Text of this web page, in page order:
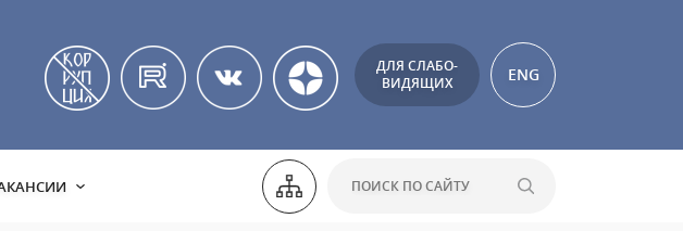
ДЛЯ СЛАБО-
ВИДЯЩИХ
ENG